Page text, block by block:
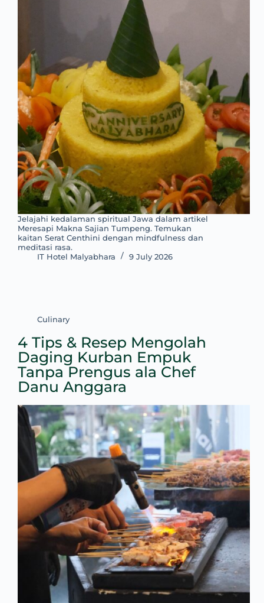
Jelajahi kedalaman spiritual Jawa dalam artikel
Meresapi Makna Sajian Tumpeng. Temukan
kaitan Serat Centhini dengan mindfulness dan
meditasi rasa.
IT Hotel Malyabhara
9 July 2026
Culinary
4 Tips & Resep Mengolah
Daging Kurban Empuk
Tanpa Prengus ala Chef
Danu Anggara